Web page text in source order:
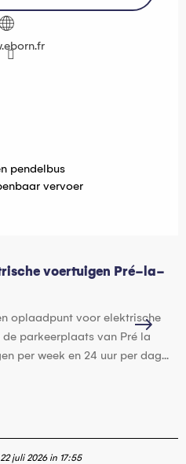
pendelbus
vervoer
voertuigen Pré-la-
oplaadpunt voor elektrische
parkeerplaats van Pré la
per week en 24 uur per dag...
juli 2026 in 17:55